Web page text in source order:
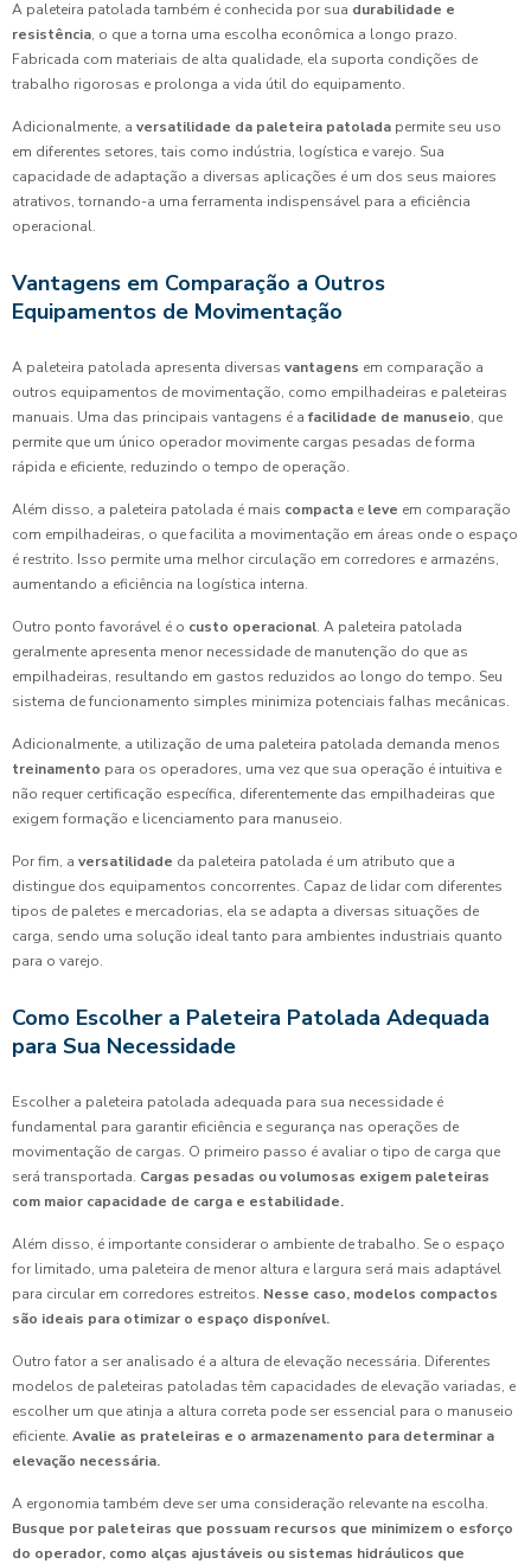
A paleteira patolada também é conhecida por sua durabilidade e
resistência, o que a torna uma escolha econômica a longo prazo.
Fabricada com materiais de alta qualidade, ela suporta condições de
trabalho rigorosas e prolonga a vida útil do equipamento.
Adicionalmente, a versatilidade da paleteira patolada permite seu uso
em diferentes setores, tais como indústria, logística e varejo. Sua
capacidade de adaptação a diversas aplicações é um dos seus maiores
atrativos, tornando-a uma ferramenta indispensável para a eficiência
operacional.
Vantagens em Comparação a Outros
Equipamentos de Movimentação
A paleteira patolada apresenta diversas vantagens em comparação a
outros equipamentos de movimentação, como empilhadeiras e paleteiras
manuais. Uma das principais vantagens é a facilidade de manuseio, que
permite que um único operador movimente cargas pesadas de forma
rápida e eficiente, reduzindo o tempo de operação.
Além disso, a paleteira patolada é mais compacta e leve em comparação
com empilhadeiras, o que facilita a movimentação em áreas onde o espaço
é restrito. Isso permite uma melhor circulação em corredores e armazéns,
aumentando a eficiência na logística interna.
Outro ponto favorável é o custo operacional. A paleteira patolada
geralmente apresenta menor necessidade de manutenção do que as
empilhadeiras, resultando em gastos reduzidos ao longo do tempo. Seu
sistema de funcionamento simples minimiza potenciais falhas mecânicas.
Adicionalmente, a utilização de uma paleteira patolada demanda menos
treinamento para os operadores, uma vez que sua operação é intuitiva e
não requer certificação específica, diferentemente das empilhadeiras que
exigem formação e licenciamento para manuseio.
Por fim, a versatilidade da paleteira patolada é um atributo que a
distingue dos equipamentos concorrentes. Capaz de lidar com diferentes
tipos de paletes e mercadorias, ela se adapta a diversas situações de
carga, sendo uma solução ideal tanto para ambientes industriais quanto
para o varejo.
Como Escolher a Paleteira Patolada Adequada
para Sua Necessidade
Escolher a paleteira patolada adequada para sua necessidade é
fundamental para garantir eficiência e segurança nas operações de
movimentação de cargas. O primeiro passo é avaliar o tipo de carga que
será transportada. Cargas pesadas ou volumosas exigem paleteiras
com maior capacidade de carga e estabilidade.
Além disso, é importante considerar o ambiente de trabalho. Se o espaço
for limitado, uma paleteira de menor altura e largura será mais adaptável
para circular em corredores estreitos. Nesse caso, modelos compactos
são ideais para otimizar o espaço disponível.
Outro fator a ser analisado é a altura de elevação necessária. Diferentes
modelos de paleteiras patoladas têm capacidades de elevação variadas, e
escolher um que atinja a altura correta pode ser essencial para o manuseio
eficiente. Avalie as prateleiras e o armazenamento para determinar a
elevação necessária.
A ergonomia também deve ser uma consideração relevante na escolha.
Busque por paleteiras que possuam recursos que minimizem o esforço
do operador, como alças ajustáveis ou sistemas hidráulicos que